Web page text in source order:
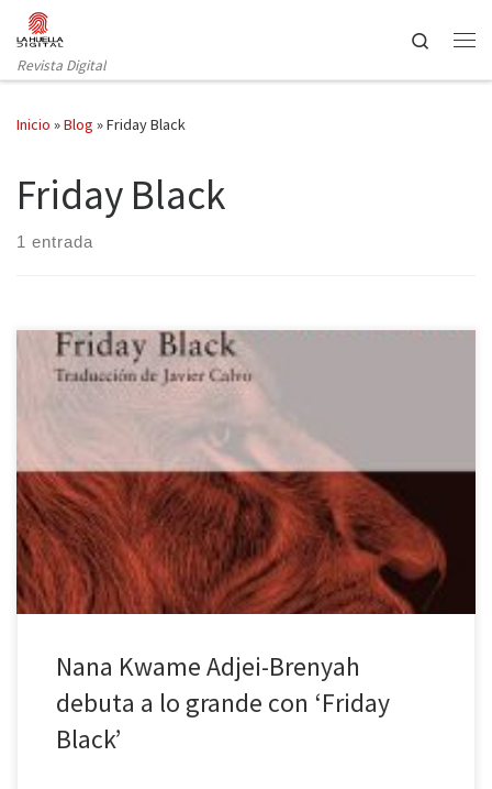
Saltar al contenido
Revista Digital
Search
Inicio »Blog »Friday Black
Friday Black
1 entrada
para cambiar el mundo que habitaba ahora». ¿Habéis salido
alguna vez a la calle y os habéis preguntado qué actitud adoptar
para que vuestra «blancura» no resulte amenazante? ¿No? Sí,
habitar el espacio público como persona blanca puede resultar
bastante […]
Nana Kwame Adjei-Brenyah
debuta a lo grande con ‘Friday
Black’